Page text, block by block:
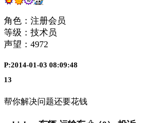
角色：注册会员
等级：技术员
声望： 4972
P:2014-01-03 08:09:48
13
帮你解决问题还要花钱